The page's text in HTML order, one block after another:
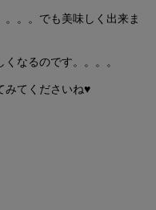
。。。でも美味しく出来ま
なるのです。。。。
みてくださいね♥